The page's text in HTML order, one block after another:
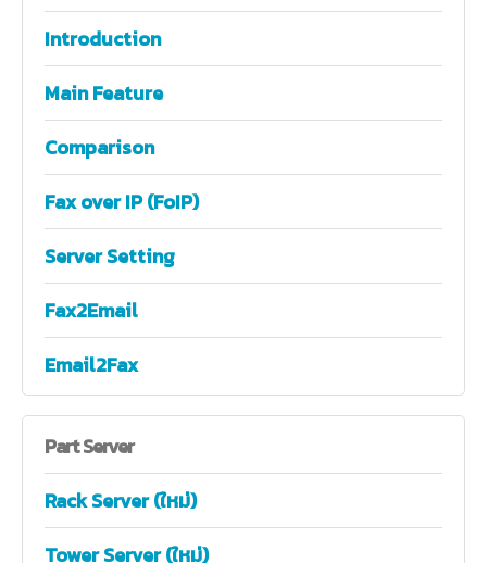
Introduction
Main Feature
Comparison
Fax over IP (FoIP)
Server Setting
Fax2Email
Email2Fax
PartServer
Rack Server (ใหม่)
Tower Server (ใหม่)